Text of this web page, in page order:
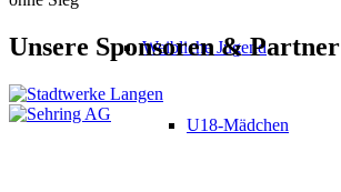
Weibliche Jugend
U18-Mädchen
Unsere Sponsoren & Partner